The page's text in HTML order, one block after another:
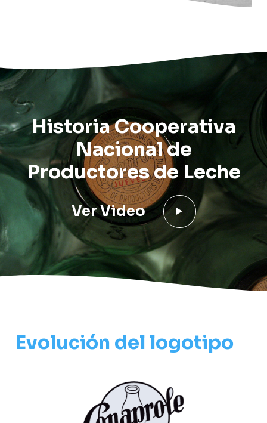
Historia Cooperativa
Nacionalde
Productores de Leche
Ver Video
Evolución del logotipo